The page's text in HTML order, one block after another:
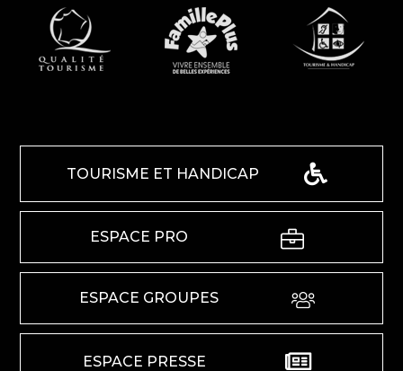
TOURISME ET HANDICAP
ESPACE PRO
ESPACE GROUPES
ESPACE PRESSE